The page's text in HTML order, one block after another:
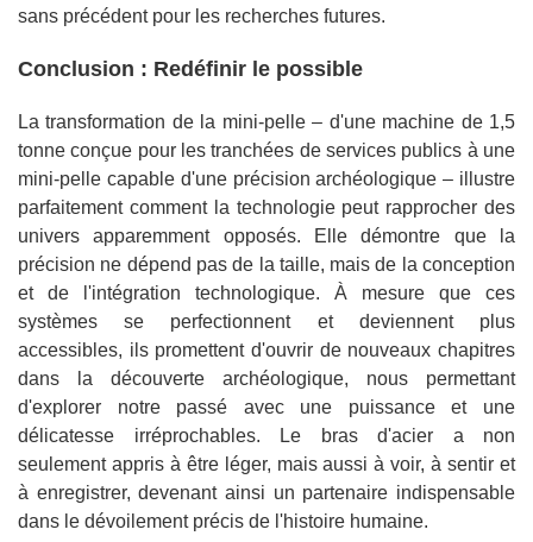
sans précédent pour les recherches futures.
Conclusion : Redéfinir le possible
La transformation de la mini-pelle – d'une machine de 1,5
tonne conçue pour les tranchées de services publics à une
mini-pelle capable d'une précision archéologique – illustre
parfaitement comment la technologie peut rapprocher des
univers apparemment opposés. Elle démontre que la
précision ne dépend pas de la taille, mais de la conception
et de l'intégration technologique. À mesure que ces
systèmes se perfectionnent et deviennent plus
accessibles, ils promettent d'ouvrir de nouveaux chapitres
dans la découverte archéologique, nous permettant
d'explorer notre passé avec une puissance et une
délicatesse irréprochables. Le bras d'acier a non
seulement appris à être léger, mais aussi à voir, à sentir et
à enregistrer, devenant ainsi un partenaire indispensable
dans le dévoilement précis de l'histoire humaine.